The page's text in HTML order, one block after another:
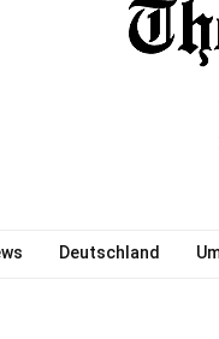
Deutschland